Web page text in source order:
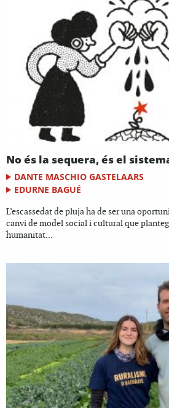
No és la sequera, és el
DANTE MASCHIO GASTELAARS
EDURNE BAGUÉ
L’escassedat de pluja ha de ser una
canvi de model social i cultural que
humanitat...